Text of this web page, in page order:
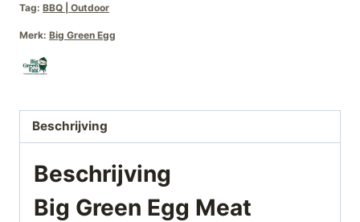
Tag: BBQ | Outdoor
Merk: Big Green Egg
Beschrijving
Beschrijving
Big Green Egg Meat